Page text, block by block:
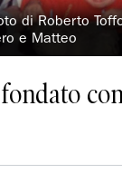
di Roberto
e Matteo